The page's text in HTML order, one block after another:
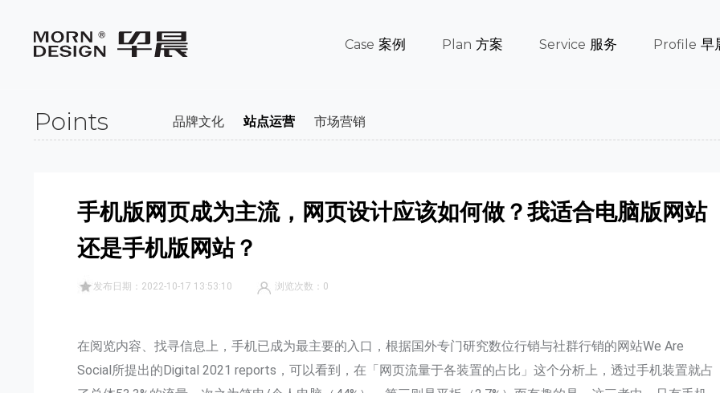
Case 案例 Plan 方案 Service 服务 Profile 早
Points 品牌文化 站点运营 市场营销
手机版网页成为主流，网页设计应该如何做？我适合电脑版网站
还是手机版网站？
发布日期：2022-10-17 13:53:10 浏览次数： 0
在阅览内容、找寻信息上，手机已成为最主要的入口，根据国外专门研究数位行销与社群行销的网站We Are
Social所提出的Digital 2021 reports，可以看到，在「网页流量于各装置的占比」这个分析上，透过手机装置就占